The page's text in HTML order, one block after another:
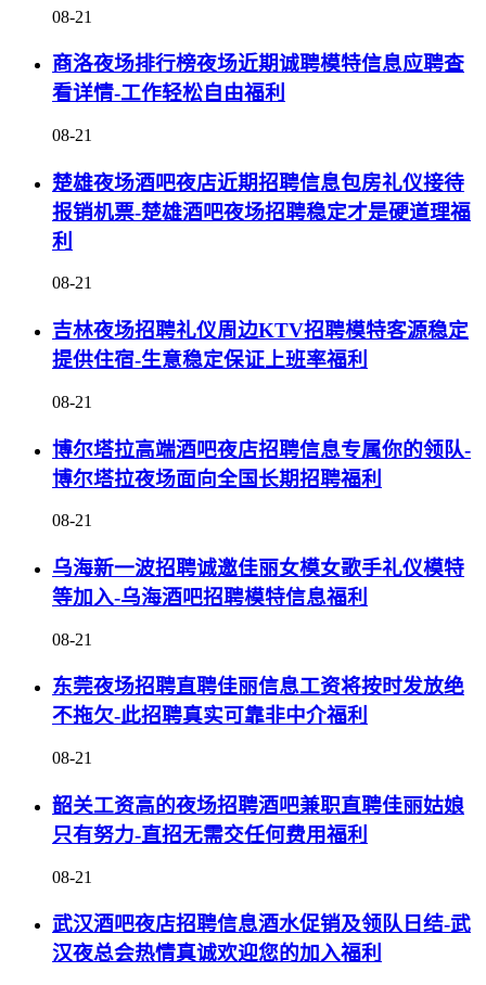
08-21
商洛夜场排行榜夜场近期诚聘模特信息应聘查
看详情-工作轻松自由福利
08-21
楚雄夜场酒吧夜店近期招聘信息包房礼仪接待
报销机票-楚雄酒吧夜场招聘稳定才是硬道理福
利
08-21
吉林夜场招聘礼仪周边KTV招聘模特客源稳定
提供住宿-生意稳定保证上班率福利
08-21
博尔塔拉高端酒吧夜店招聘信息专属你的领队-
博尔塔拉夜场面向全国长期招聘福利
08-21
乌海新一波招聘诚邀佳丽女模女歌手礼仪模特
等加入-乌海酒吧招聘模特信息福利
08-21
东莞夜场招聘直聘佳丽信息工资将按时发放绝
不拖欠-此招聘真实可靠非中介福利
08-21
韶关工资高的夜场招聘酒吧兼职直聘佳丽姑娘
只有努力-直招无需交任何费用福利
08-21
武汉酒吧夜店招聘信息酒水促销及领队日结-武
汉夜总会热情真诚欢迎您的加入福利